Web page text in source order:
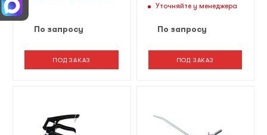
По запросу
ПОД ЗАКАЗ
15oz(1L).
Уточняйте у менеджера
По запросу
ПОД ЗАКАЗ